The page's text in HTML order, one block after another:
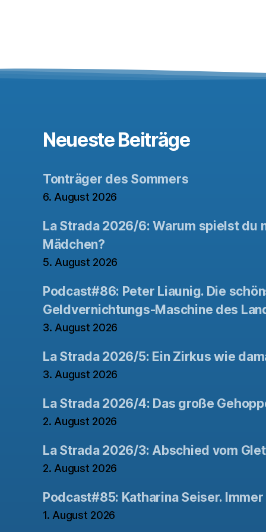
Neueste Beiträge
Tonträger des Sommers
6. August 2026
La Strada 2026/6: Warum spielst du
Mädchen?
5. August 2026
Podcast#86: Peter Liaunig. Die
Geldvernichtungs-Maschine des
3. August 2026
La Strada 2026/5: Ein Zirkus wie
3. August 2026
La Strada 2026/4: Das große
2. August 2026
La Strada 2026/3: Abschied vom
2. August 2026
Podcast#85: Katharina Seiser.
1. August 2026